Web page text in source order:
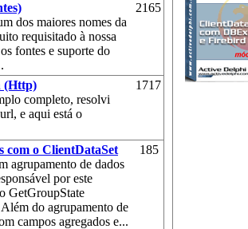
dos maiores nomes da
requisitado à nossa
fontes e suporte do
2165
(Http)
completo, resolvi
e aqui está o
1717
com o ClientDataSet
agrupamento de dados
por este
GetGroupState
do agrupamento de
campos agregados e...
185